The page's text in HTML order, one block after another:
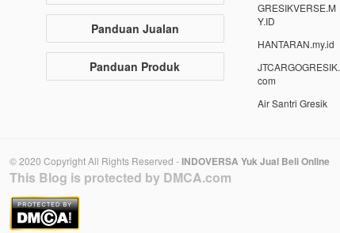
Panduan Jualan
Panduan Produk
GRESIKVERSE.M
Y.ID
HANTARAN.my.id
JTCARGOGRESIK.
com
Air Santri Gresik
© 2020 Copyright All Rights Reserved -INDOVERSA Yuk Jual Beli Online
This Blog is protected by DMCA.com